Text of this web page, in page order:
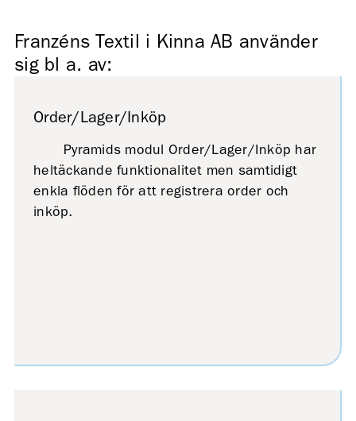
Franzéns Textil i Kinna AB använder
sig bl a. av:
Order/Lager/Inköp
Pyramids modul Order/Lager/Inköp har
heltäckande funktionalitet men samtidigt
enkla flöden för att registrera order och
inköp.